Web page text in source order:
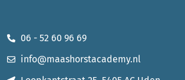
06 - 52 60 96 69
info@maashorstacademy.nl